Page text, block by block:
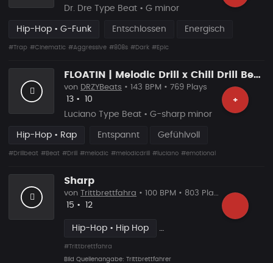
Dr. Dre Type Beat • G minor
Hip-Hop • G-Funk Entschlossen Energisch
#Trap #Cinematic #Aggressive #808s #Dark #Epic
FLOATIN | Melodic Drill x Chill Drill Beat (Buy2,Get1Free)
+
von DRZYBeats • 143 BPM • 769 Plays
Likes
13 • Vorgeschlagen
10
Luciano Type Beat • G-sharp minor
Hip-Hop • Rap Entspannt Gefühlvoll
#Drillbeat #Beat #Drill #melodic #melodicdrill #luciano #emotional
Sharp
von Trittbrettfahra • 100 BPM • 803 Plays
Likes
15 • Vorgeschlagen
12
Hip-Hop • Hip Hop
#Trittbrettfahra
Bild Quellenangabe: Trittbrettfahrer